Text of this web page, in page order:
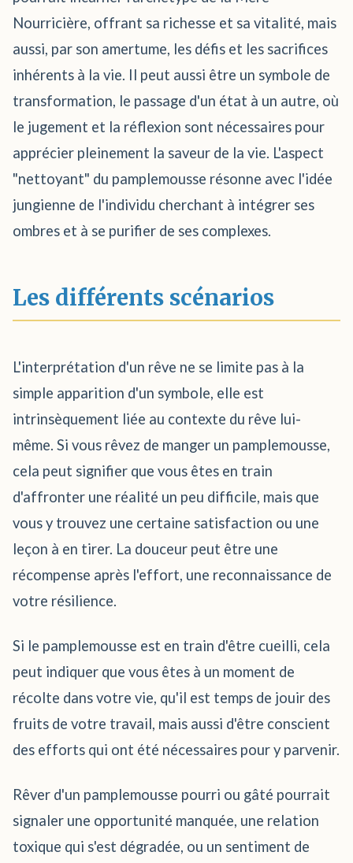
Nourricière, offrant sa richesse et sa vitalité, mais
aussi, par son amertume, les défis et les sacrifices
inhérents à la vie. Il peut aussi être un symbole de
transformation, le passage d'un état à un autre, où
le jugement et la réflexion sont nécessaires pour
apprécier pleinement la saveur de la vie. L'aspect
"nettoyant" du pamplemousse résonne avec l'idée
jungienne de l'individu cherchant à intégrer ses
ombres et à se purifier de ses complexes.
Les différents scénarios
L'interprétation d'un rêve ne se limite pas à la
simple apparition d'un symbole, elle est
intrinsèquement liée au contexte du rêve lui-
même. Si vous rêvez de manger un pamplemousse,
cela peut signifier que vous êtes en train
d'affronter une réalité un peu difficile, mais que
vous y trouvez une certaine satisfaction ou une
leçon à en tirer. La douceur peut être une
récompense après l'effort, une reconnaissance de
votre résilience.
Si le pamplemousse est en train d'être cueilli, cela
peut indiquer que vous êtes à un moment de
récolte dans votre vie, qu'il est temps de jouir des
fruits de votre travail, mais aussi d'être conscient
des efforts qui ont été nécessaires pour y parvenir.
Rêver d'un pamplemousse pourri ou gâté pourrait
signaler une opportunité manquée, une relation
toxique qui s'est dégradée, ou un sentiment de